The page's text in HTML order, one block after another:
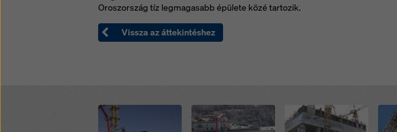
Oroszország tíz legmagasabb épülete közé tartozik.
Vissza az áttekintéshez
Open Open Open Open